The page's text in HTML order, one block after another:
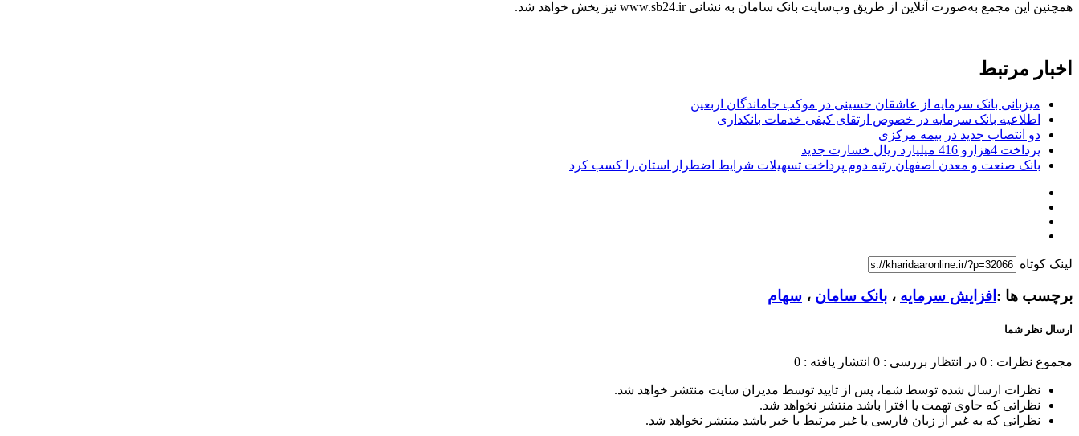
همچنین این مجمع به‌صورت آنلاین از طریق وب‌سایت بانک سامان به نشانی www.sb24.ir نیز پخش خواهد شد.
اخبار مرتبط
میزبانی بانک سرمایه از عاشقان حسینی در موکب جاماندگان اربعین
اطلاعیه بانک سرمایه در خصوص ارتقای کیفی خدمات بانکداری
دو انتصاب جدید در بیمه مركزی
پرداخت 4هزارو 416 میلیارد ریال خسارت جدید
بانک صنعت و معدن اصفهان رتبه دوم پرداخت تسهیلات شرایط اضطرار استان را کسب کرد
لینک کوتاه
برچسب ها : افزایش سرمایه ، بانک سامان ، سهام
ارسال نظر شما
مجموع نظرات : 0 در انتظار بررسی : 0 انتشار یافته : 0
نظرات ارسال شده توسط شما، پس از تایید توسط مدیران سایت منتشر خواهد شد.
نظراتی که حاوی تهمت یا افترا باشد منتشر نخواهد شد.
نظراتی که به غیر از زبان فارسی یا غیر مرتبط با خبر باشد منتشر نخواهد شد.